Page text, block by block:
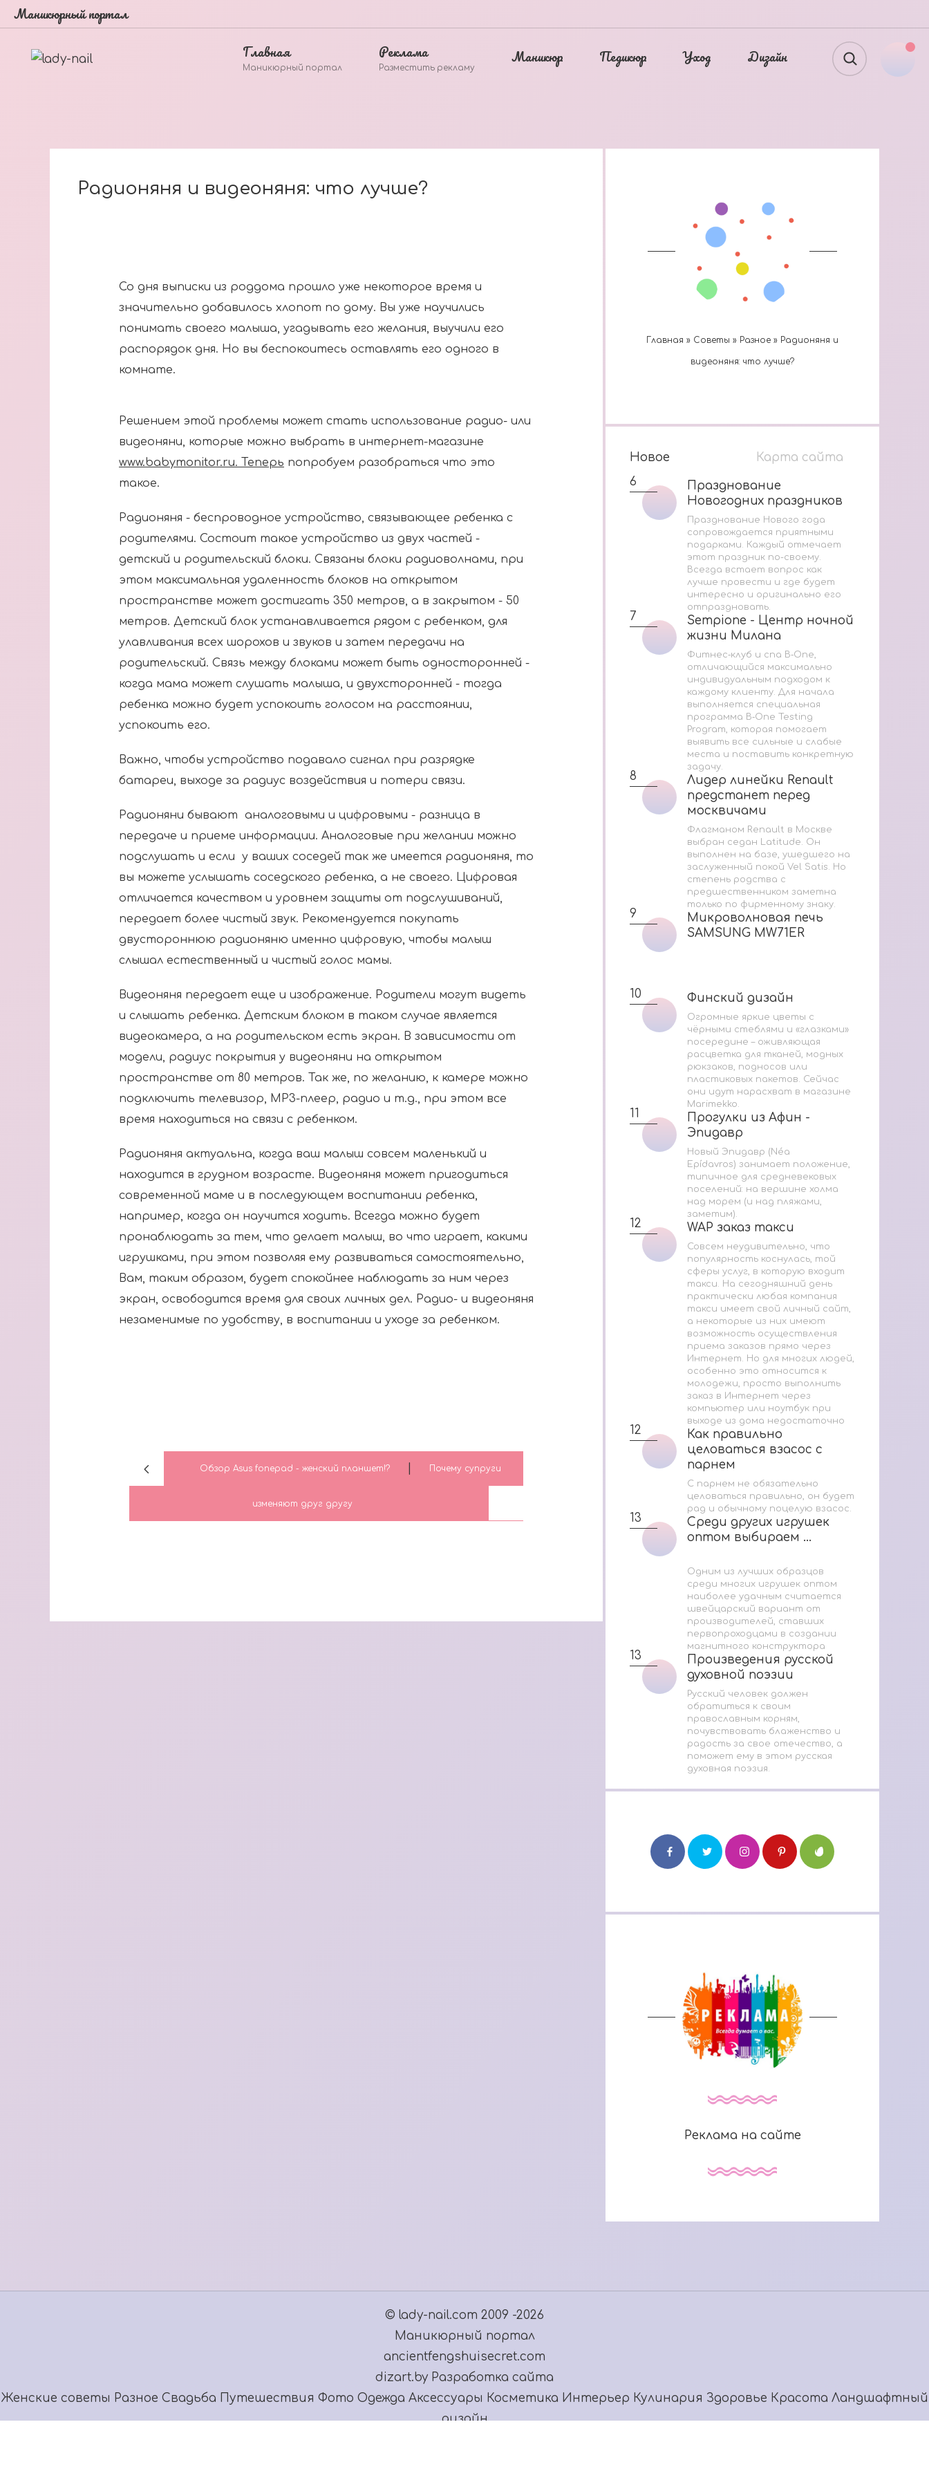
Маникюрный портал
Главная
Маникюрный портал
Реклама
Разместить рекламу
Маникюр Педикюр Уход Дизайн
Радионяня и видеоняня: что лучше?
Со дня выписки из роддома прошло уже некоторое время и
значительно добавилось хлопот по дому. Вы уже научились
понимать своего малыша, угадывать его желания, выучили его
распорядок дня. Но вы беспокоитесь оставлять его одного в
комнате.
Решением этой проблемы может стать использование радио- или
видеоняни, которые можно выбрать в интернет-магазине
www.babymonitor.ru. Теперь попробуем разобраться что это
такое.
Радионяня - беспроводное устройство, связывающее ребенка с
родителями. Состоит такое устройство из двух частей -
детский и родительский блоки. Связаны блоки радиоволнами, при
этом максимальная удаленность блоков на открытом
пространстве может достигать 350 метров, а в закрытом - 50
метров. Детский блок устанавливается рядом с ребенком, для
улавливания всех шорохов и звуков и затем передачи на
родительский. Связь между блоками может быть односторонней -
когда мама может слушать малыша, и двухсторонней - тогда
ребенка можно будет успокоить голосом на расстоянии,
успокоить его.
Важно, чтобы устройство подавало сигнал при разрядке
батареи, выходе за радиус воздействия и потери связи.
Радионяни бывают аналоговыми и цифровыми - разница в
передаче и приеме информации. Аналоговые при желании можно
подслушать и если у ваших соседей так же имеется радионяня, то
вы можете услышать соседского ребенка, а не своего. Цифровая
отличается качеством и уровнем защиты от подслушиваний,
передает более чистый звук. Рекомендуется покупать
двустороннюю радионяню именно цифровую, чтобы малыш
слышал естественный и чистый голос мамы.
Видеоняня передает еще и изображение. Родители могут видеть
и слышать ребенка. Детским блоком в таком случае является
видеокамера, а на родительском есть экран. В зависимости от
модели, радиус покрытия у видеоняни на открытом
пространстве от 80 метров. Так же, по желанию, к камере можно
подключить телевизор, МР3-плеер, радио и т.д., при этом все
время находиться на связи с ребенком.
Радионяня актуальна, когда ваш малыш совсем маленький и
находится в грудном возрасте. Видеоняня может пригодиться
современной маме и в последующем воспитании ребенка,
например, когда он научится ходить. Всегда можно будет
пронаблюдать за тем, что делает малыш, во что играет, какими
игрушками, при этом позволяя ему развиваться самостоятельно,
Вам, таким образом, будет спокойнее наблюдать за ним через
экран, освободится время для своих личных дел. Радио- и видеоняня
незаменимые по удобству, в воспитании и уходе за ребенком.
Обзор Asus fonepad - женский планшет!? Почему супруги
изменяют друг другу
Главная » Cоветы » Разное » Радионяня и
видеоняня: что лучше?
Новое
Карта сайта
6
Празднование
Новогодних праздников
Празднование
Новогодних праздников
Празднование Нового года
сопровождается приятными
подарками. Каждый отмечает
этот праздник по-своему.
Всегда встает вопрос как
лучше провести и где будет
интересно и оригинально его
отпраздновать.
7
Sempione - Центр ночной
жизни Милана
Sempione - Центр ночной
жизни Милана
Фитнес‑клуб и спа B‑One,
отличающийся максимально
индивидуальным подходом к
каждому клиенту. Для начала
выполняется специальная
программа B‑One Testing
Program, которая помогает
выявить все сильные и слабые
места и поставить конкретную
задачу.
8
Лидер линейки Renault
предстанет перед
москвичами
Лидер линейки Renault
предстанет перед
москвичами
Флагманом Renault в Москве
выбран седан Latitude. Он
выполнен на базе, ушедшего на
заслуженный покой Vel Satis. Но
степень родства с
предшественником заметна
только по фирменному знаку.
9
Микроволновая печь
SAMSUNG MW71ER
Микроволновая печь
SAMSUNG MW71ER
10 Финский дизайн
Финский дизайн
Огромные яркие цветы с
чёрными стеблями и «глазками»
посередине – оживляющая
расцветка для тканей, модных
рюкзаков, подносов или
пластиковых пакетов. Сейчас
они идут нарасхват в магазине
Marimekko.
11
Прогулки из Афин -
Эпидавр
Прогулки из Афин -
Эпидавр
Новый Эпидавр (Néa
Epídavros) занимает положение,
типичное для средневековых
поселений: на вершине холма
над морем (и над пляжами,
заметим).
12 WAP заказ такси
WAP заказ такси
Совсем неудивительно, что
популярность коснулась, той
сферы услуг, в которую входит
такси. На сегодняшний день
практически любая компания
такси имеет свой личный сайт,
а некоторые из них имеют
возможность осуществления
приема заказов прямо через
Интернет. Но для многих людей,
особенно это относится к
молодежи, просто выполнить
заказ в Интернет через
компьютер или ноутбук при
выходе из дома недостаточно
12
Как правильно
целоваться взасос с
парнем
Как правильно
целоваться взасос с
парнем
С парнем не обязательно
целоваться правильно, он будет
рад и обычному поцелую взасос.
13
Среди других игрушек
оптом выбираем ...
Среди других игрушек
оптом выбираем ...
Одним из лучших образцов
среди многих игрушек оптом
наиболее удачным считается
швейцарский вариант от
производителей, ставших
первопроходцами в создании
магнитного конструктора
13
Произведения русской
духовной поэзии
Произведения русской
духовной поэзии
Русский человек должен
обратиться к своим
православным корням,
почувствовать блаженство и
радость за свое отечество, а
поможет ему в этом русская
духовная поэзия.
Реклама на сайте
© lady-nail.com 2009 -2026
Маникюрный портал
ancientfengshuisecret.com
dizart.by Разработка сайта
Женские советы Разное Свадьба Путешествия Фото Одежда Аксессуары Косметика Интерьер Кулинария Здоровье Красота Ландшафтный
дизайн